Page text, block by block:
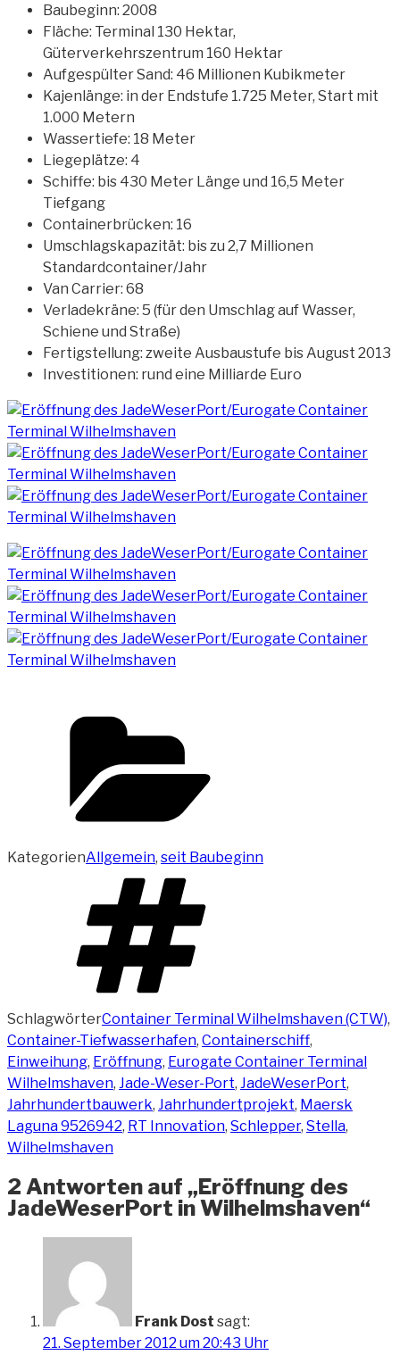
Baubeginn: 2008
Fläche: Terminal 130 Hektar,
Güterverkehrszentrum 160 Hektar
Aufgespülter Sand: 46 Millionen Kubikmeter
Kajenlänge: in der Endstufe 1.725 Meter, Start mit
1.000 Metern
Wassertiefe: 18 Meter
Liegeplätze: 4
Schiffe: bis 430 Meter Länge und 16,5 Meter
Tiefgang
Containerbrücken: 16
Umschlagskapazität: bis zu 2,7 Millionen
Standardcontainer/Jahr
Van Carrier: 68
Verladekräne: 5 (für den Umschlag auf Wasser,
Schiene und Straße)
Fertigstellung: zweite Ausbaustufe bis August 2013
Investitionen: rund eine Milliarde Euro
KategorienAllgemein, seit Baubeginn
SchlagwörterContainer Terminal Wilhelmshaven (CTW),
Container-Tiefwasserhafen, Containerschiff,
Einweihung, Eröffnung, Eurogate Container Terminal
Wilhelmshaven, Jade-Weser-Port, JadeWeserPort,
Jahrhundertbauwerk, Jahrhundertprojekt, Maersk
Laguna 9526942, RT Innovation, Schlepper, Stella,
Wilhelmshaven
2 Antworten auf „Eröffnung des
JadeWeserPort in Wilhelmshaven“
Frank Dost sagt:
21. September 2012 um 20:43 Uhr